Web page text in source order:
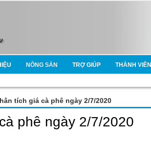
NÔNG SẢN TRỢ GIÚP THÀNH VIÊN
tích giá cà phê ngày 2/7/2020
phê ngày 2/7/2020